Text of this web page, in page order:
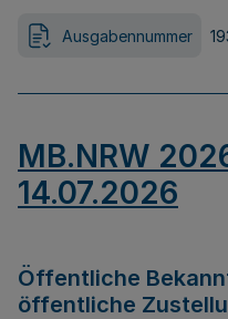
Ausgabennummer
MB.NRW
14.07.2026
Öffentliche
öffentliche